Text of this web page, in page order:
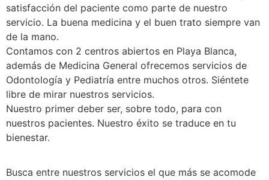
satisfacción del paciente como parte de nuestro
servicio. La buena medicina y el buen trato siempre van
de la mano.
Contamos con 2 centros abiertos en Playa Blanca,
además de Medicina General ofrecemos servicios de
Odontología y Pediatría entre muchos otros. Siéntete
libre de mirar nuestros servicios.
Nuestro primer deber ser, sobre todo, para con
nuestros pacientes. Nuestro éxito se traduce en tu
bienestar.
Busca entre nuestros servicios el que más se acomode